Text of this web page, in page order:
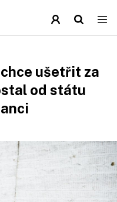
ušetřit za
od státu